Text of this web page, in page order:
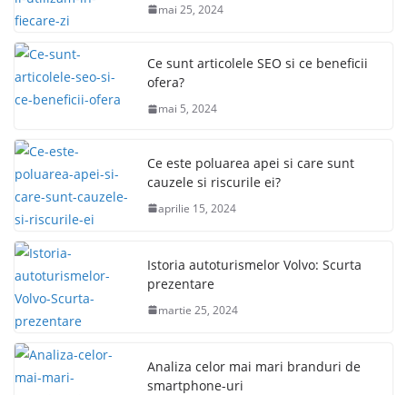
mai 25, 2024
Ce sunt articolele SEO si ce beneficii
ofera?
mai 5, 2024
Ce este poluarea apei si care sunt
cauzele si riscurile ei?
aprilie 15, 2024
Istoria autoturismelor Volvo: Scurta
prezentare
martie 25, 2024
Analiza celor mai mari branduri de
smartphone-uri